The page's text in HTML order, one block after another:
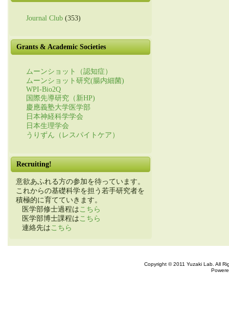
Journal Club (353)
Grants & Academic Societies
ムーンショット（認知症）
ムーンショット研究(腸内細菌)
WPI-Bio2Q
国際先導研究（新HP)
慶應義塾大学医学部
日本神経科学学会
日本生理学会
うりずん（レスパイトケア）
Recruiting!
意欲あふれる方の参加を待っています。
これからの基礎科学を担う若手研究者を
積極的に育てていきます。
医学部修士過程は こちら
医学部博士課程は こちら
連絡先は こちら
Copyright © 2011 Yuzaki Lab. All